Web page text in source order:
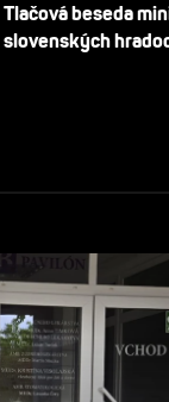
Tlačová beseda
slovenských